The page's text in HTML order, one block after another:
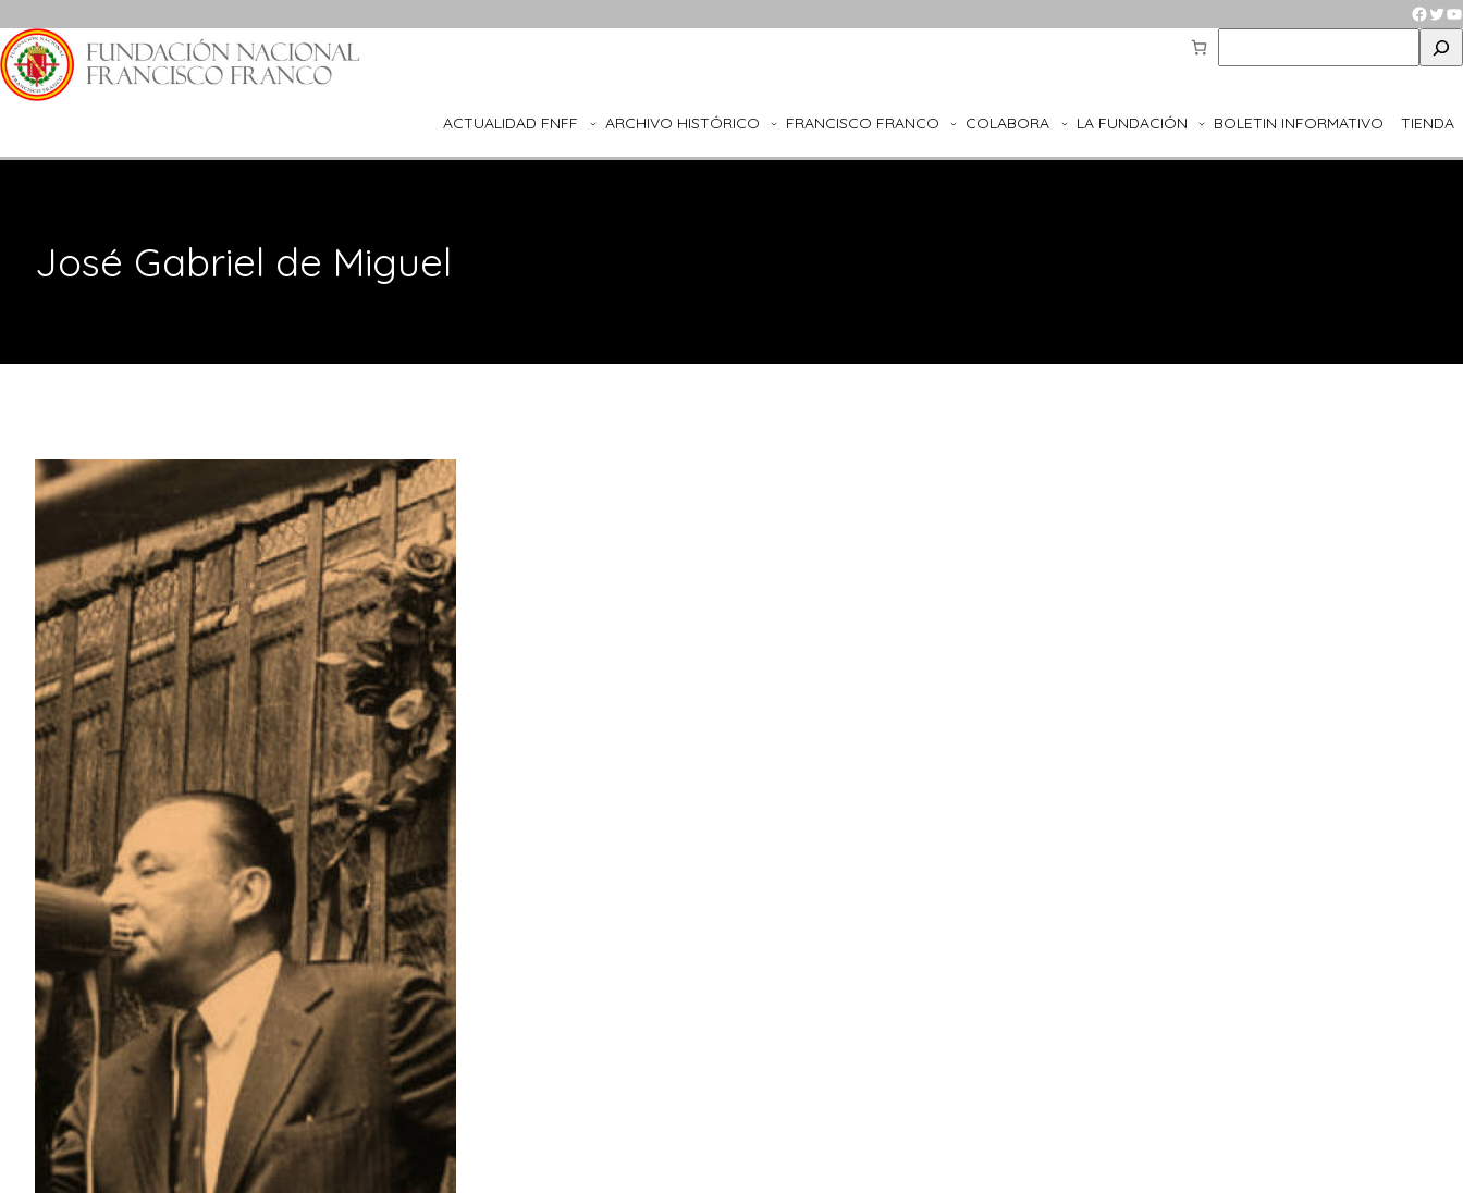
al
contenido
e
r
ACTUALIDAD FNFF ARCHIVO HISTÓRICO FRANCISCO FRANCO COLABORA LA FUNDACIÓN BOLETIN INFORMATIVO TIENDA
José Gabriel de Miguel